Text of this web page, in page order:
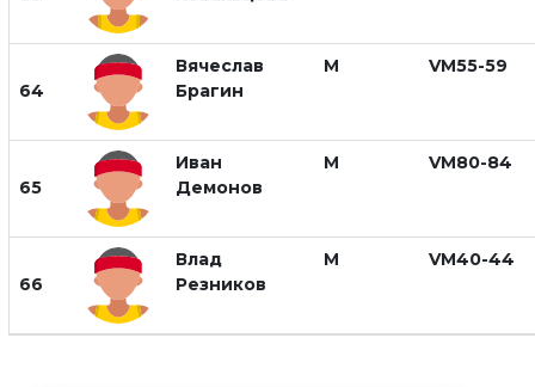
64
Вячеслав
Брагин
М VM55-59
65
Иван
Демонов
М VM80-84
66
Влад
Резников
М VM40-44